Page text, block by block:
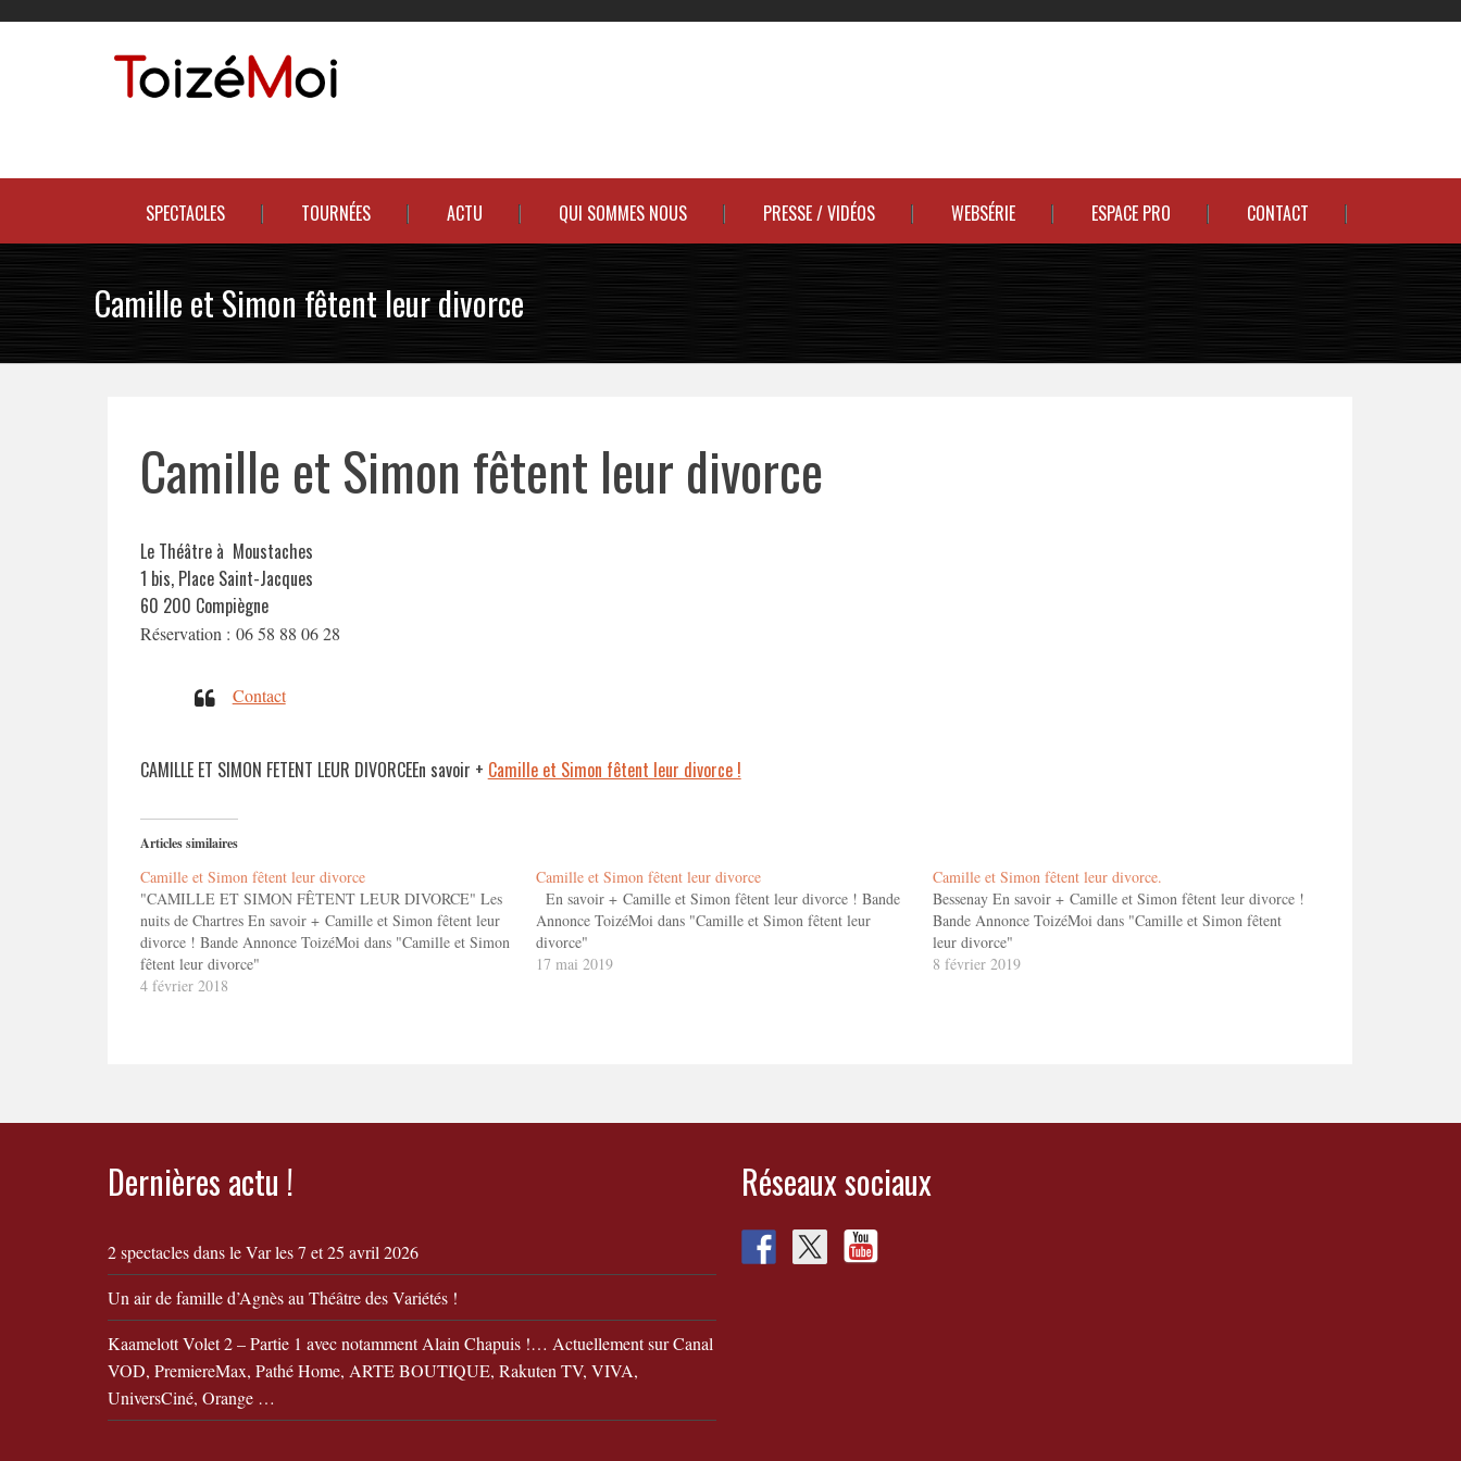
SPECTACLES TOURNÉES ACTU QUI SOMMES NOUS PRESSE / VIDÉOS WEBSÉRIE ESPACE PRO CONTACT
Camille et Simon fêtent leur divorce
Camille et Simon fêtent leur divorce
Le Théâtre à Moustaches
1 bis, Place Saint-Jacques
60 200 Compiègne
Réservation : 06 58 88 06 28
Contact
CAMILLE ET SIMON FETENT LEUR DIVORCEEn savoir + Camille et Simon fêtent leur divorce !
Articles similaires
Camille et Simon fêtent leur divorce
"CAMILLE ET SIMON FÊTENT LEUR DIVORCE" Les
nuits de Chartres En savoir + Camille et Simon fêtent leur
divorce ! Bande Annonce ToizéMoi dans "Camille et Simon
fêtent leur divorce"
4 février 2018
Camille et Simon fêtent leur divorce
En savoir + Camille et Simon fêtent leur divorce ! Bande
Annonce ToizéMoi dans "Camille et Simon fêtent leur
divorce"
17 mai 2019
Camille et Simon fêtent leur divorce.
Bessenay En savoir + Camille et Simon fêtent leur divorce !
Bande Annonce ToizéMoi dans "Camille et Simon fêtent
leur divorce"
8 février 2019
Dernières actu !
2 spectacles dans le Var les 7 et 25 avril 2026
Un air de famille d’Agnès au Théâtre des Variétés !
Kaamelott Volet 2 – Partie 1 avec notamment Alain Chapuis !… Actuellement sur Canal
VOD, PremiereMax, Pathé Home, ARTE BOUTIQUE, Rakuten TV, VIVA,
UniversCiné, Orange …
Réseaux sociaux